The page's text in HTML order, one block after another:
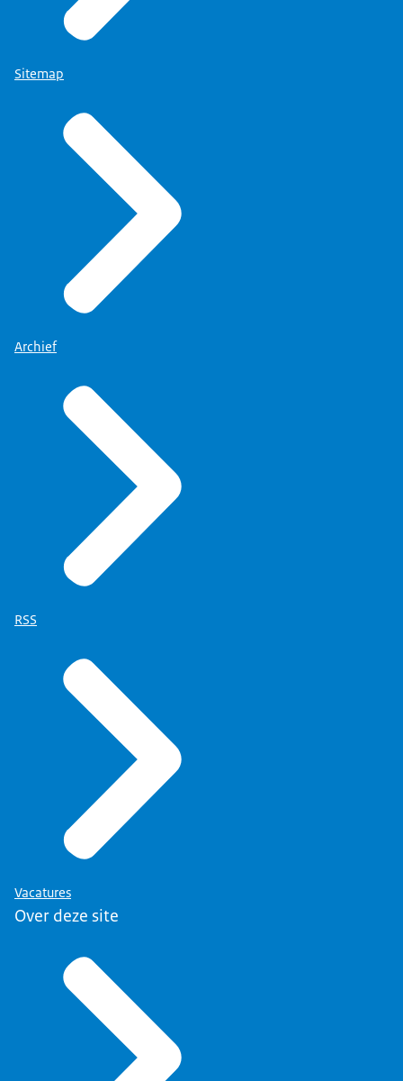
ruimte. In het licht staan Joodse personen terwijl er
Voice-over:
antisemitisme om effectief beleid te maken.
Beeldbeschrijving:
Een cursor beweegt over grafieken en
diagrammen.
Voice-over:
Daarnaast maakt de NCAB allerlei soorten
projecten mogelijk.
Voice-over:
Bijvoorbeeld om mensen bekend te maken met
Joods leven...
Beeldbeschrijving:
Een hand pakt een flyer met de titel ‘Joods Leven’.
Voice-over:
om scholen te helpen bij het tegengaan van
antisemitisme...
Voice-over:
en om de herinnering aan de Holocaust levend te
houden.
Beeldbeschrijving:
Een campagneposter in een abri in het
straatbeeld.
Voice-over:
maken en tegengaan van antisemitisme...
onderzoek, educatie, campagnes en voorlichting.
Voice-over:
zodat de Joodse gemeenschap en de rest van
Nederland tegen deze haat wordt beschermd.
Sitemap
Archief
RSS
Vacatures
Over deze site